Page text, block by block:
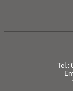
Tel.: